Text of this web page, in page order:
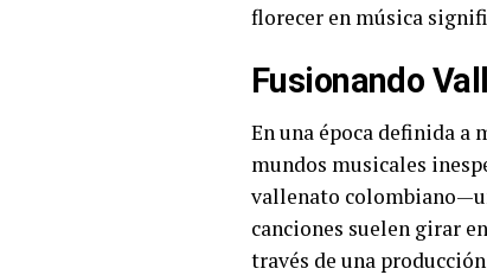
florecer en música
Fusionando
En una época definida a
mundos musicales
vallenato
canciones suelen girar
través de una